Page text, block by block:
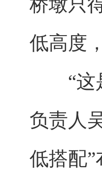
低高度
“这是
负责人
低搭配